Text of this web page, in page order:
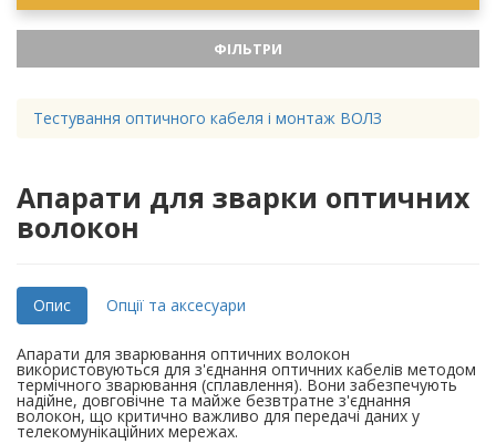
ФІЛЬТРИ
Тестування оптичного кабеля і монтаж ВОЛЗ
Апарати для зварки оптичних
волокон
Опис Опції та аксесуари
Апарати для зварювання оптичних волокон
використовуються для з'єднання оптичних кабелів методом
термічного зварювання (сплавлення). Вони забезпечують
надійне, довговічне та майже безвтратне з'єднання
волокон, що критично важливо для передачі даних у
телекомунікаційних мережах.